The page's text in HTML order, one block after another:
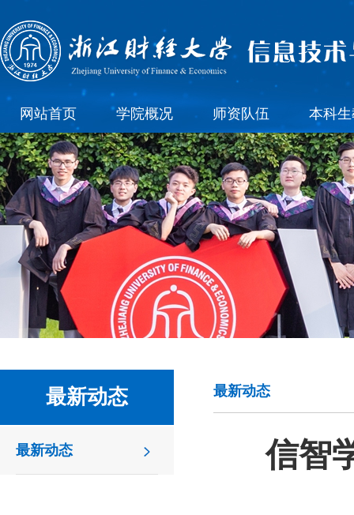
网站首页 学院概况 师资队伍 本科
最新动态
最新动态
最新动态
信智